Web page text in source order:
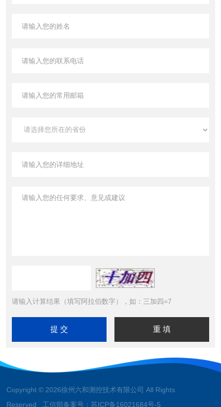
请输入计算结果（填写阿拉伯数字），如：三加四=7
Copyright © 2026徐州六和测控技术有限公司 All Rights
Reserved 工信部备案号：苏ICP备16021684号-5